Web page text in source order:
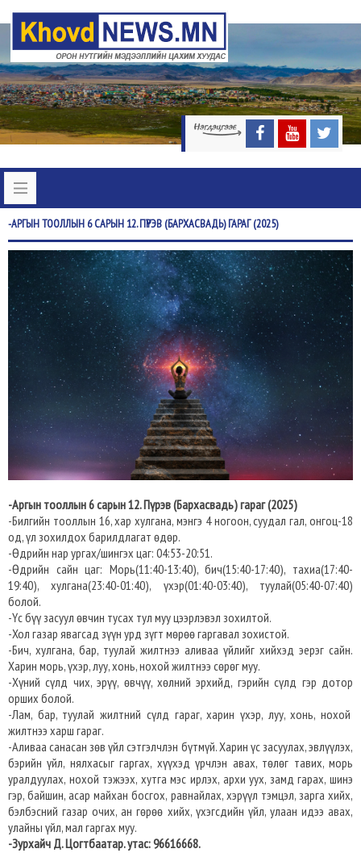
-АРГЫНТООЛЛЫН 6 САРЫН 12. ПҮРЭВ (БАРХАСВАДЬ) ГАРАГ (2025)
-Аргын тооллын 6 сарын 12. Пүрэв (Бархасвадь) гараг (2025)
-Билгийн тооллын 16, хар хулгана, мэнгэ 4 ногоон, суудал гал, онгоц-18
од, үл зохилдох барилдлагат өдөр.
-Өдрийн нар ургах/шингэх цаг: 04:53-20:51.​
-Өдрийн сайн цаг: Морь(11:40-13:40), бич(15:40-17:40), тахиа(17:40-
19:40), хулгана(23:40-01:40), үхэр(01:40-03:40), туулай(05:40-07:40)
болой.
-Үс бүү засуул өвчин тусах тул муу цээрлэвэл зохилтой.
-Хол газар явагсад зүүн урд зүгт мөрөө гаргавал зохистой.
-Бич, хулгана, бар, туулай жилтнээ аливаа үйлийг хийхэд эерэг сайн.
Харин морь, үхэр, луу, хонь, нохой жилтнээ сөрөг муу.
-Хүний сүлд чих, эрүү, өвчүү, хөлний эрхийд, гэрийн сүлд гэр дотор
орших болой.
-Лам, бар, туулай жилтний сүлд гараг, харин үхэр, луу, хонь, нохой
жилтнээ харш гараг.
-Аливаа санасан зөв үйл сэтгэлчлэн бүтмүй. Харин үс засуулах, эвлүүлэх,
бэрийн үйл, нялхасыг гаргах, хүүхэд үрчлэн авах, төлөг тавих, морь
уралдуулах, нохой тэжээх, хутга мэс ирлэх, архи уух, замд гарах, шинэ
гэр, байшин, асар майхан босгох, равнайлах, хэрүүл тэмцэл, зарга хийх,
бэлбэсний газар очих, ан гөрөө хийх, үхэгсдийн үйл, улаан идээ авах,
улайны үйл, мал гаргах муу.
-Зурхайч Д. Цогтбаатар. утас: 96616668.